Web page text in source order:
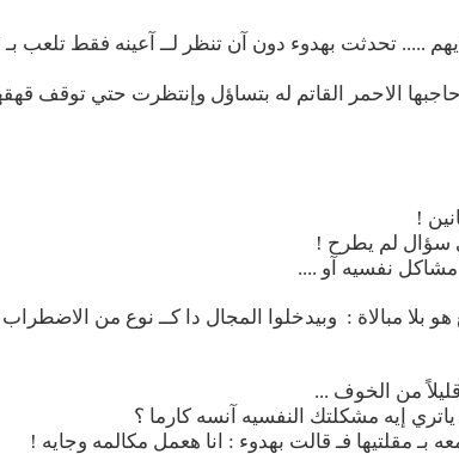
..... تحدثت بهدوء دون آن تنظر لــ آعينه فقط تلعب بـ
الاحمر القاتم له بتساؤل وإنتظرت حتي توقف
!
سؤال لم يطرح !
مشاكل نفسيه آو ....
بلا مبالاة : وبيدخلوا المجال دا كــ نوع من
من الخوف ...
إيه مشكلتك النفسيه آنسه كارما ؟
بـ مقلتيها فـ قالت بهدوء : انا هعمل مكالمه وجايه !